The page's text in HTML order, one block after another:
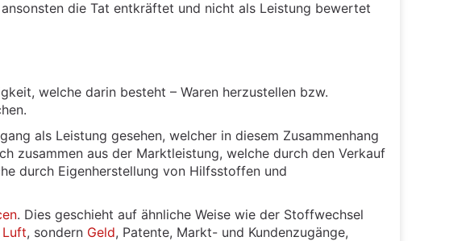
die Tat entkräftet und nicht als Leistung bewertet
welche darin besteht – Waren herzustellen bzw.
als Leistung gesehen, welcher in diesem Zusammenhang
zusammen aus der Marktleistung, welche durch den Verkauf
durch Eigenherstellung von Hilfsstoffen und
. Dies geschieht auf ähnliche Weise wie der Stoffwechsel
Luft, sondern Geld, Patente, Markt- und Kundenzugänge,